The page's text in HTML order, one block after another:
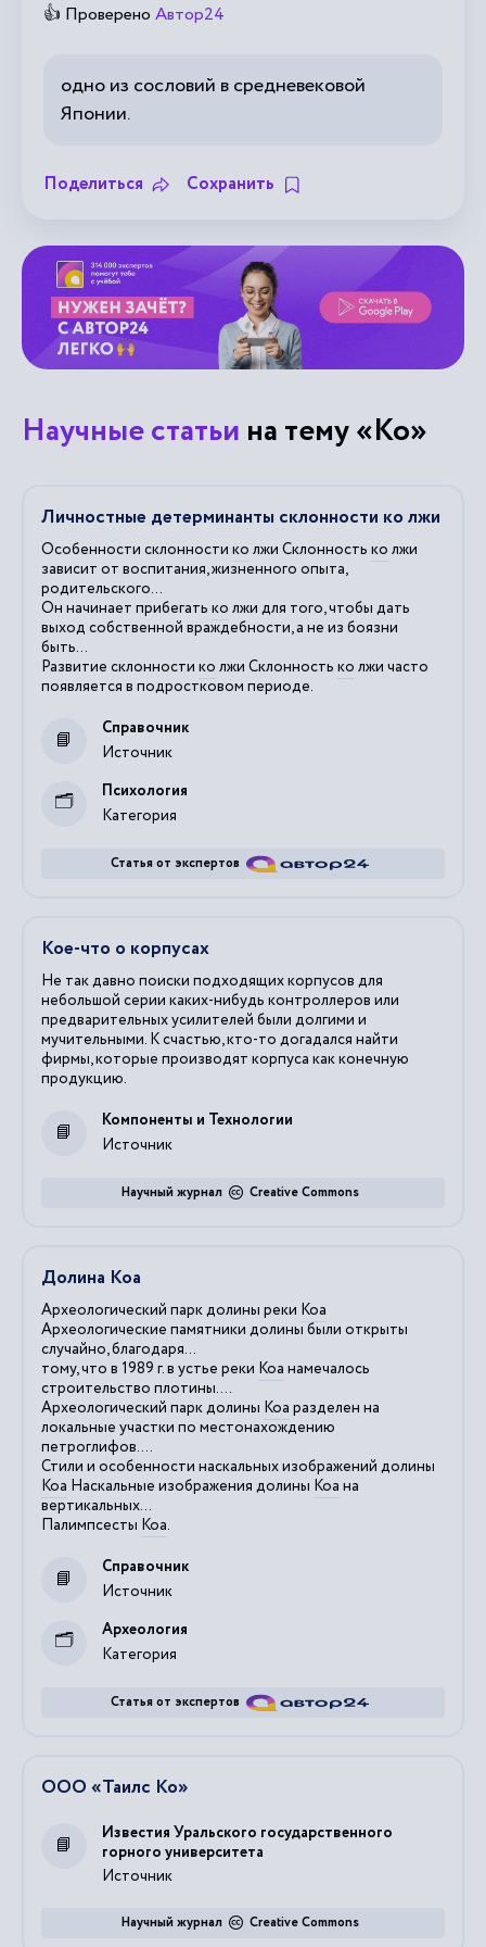
👍 Проверено Автор24
одно из сословий в средневековой
Японии.
Поделиться Сохранить
Научные статьи на тему «Ко»
Личностные детерминанты склонности ко лжи
Особенности склонности ко лжи Склонность ко лжи
зависит от воспитания, жизненного опыта,
родительского...
Он начинает прибегать ко лжи для того, чтобы дать
выход собственной враждебности, а не из боязни
быть...
Развитие склонности ко лжи Склонность ко лжи часто
появляется в подростковом периоде.
Источник
Справочник
Категория
Психология
Статья от экспертов
Кое-что о корпусах
Не так давно поиски подходящих корпусов для
небольшой серии каких-нибудь контроллеров или
предварительных усилителей были долгими и
мучительными. К счастью, кто-то догадался найти
фирмы, которые производят корпуса как конечную
продукцию.
Источник
Компоненты и Технологии
Creative Commons
Научный журнал
Долина Коа
Археологический парк долины реки Коа
Археологические памятники долины были открыты
случайно, благодаря...
тому, что в 1989 г. в устье реки Коа намечалось
строительство плотины....
Археологический парк долины Коа разделен на
локальные участки по местонахождению
петроглифов....
Стили и особенности наскальных изображений долины
Коа Наскальные изображения долины Коа на
вертикальных...
Палимпсесты Коа.
Источник
Справочник
Категория
Археология
Статья от экспертов
ООО «Таилс Ко»
Источник
Известия Уральского государственного
горного университета
Creative Commons
Научный журнал